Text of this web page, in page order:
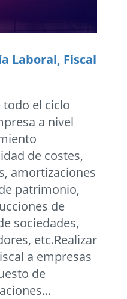
Laboral, Fiscal
todo el ciclo
a nivel
de costes,
amortizaciones
patrimonio,
de
sociedades,
etc.Realizar
a empresas
de